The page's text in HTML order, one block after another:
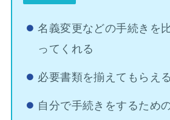
名義変更などの手続きを
ってくれる
必要書類を揃えてもらえる
自分で手続きをするため